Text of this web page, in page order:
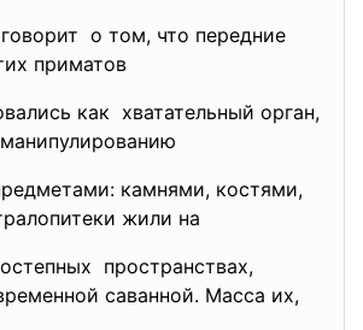
о том, что передние
приматов
как хватательный орган,
камнями, костями,
жили на
пространствах,
саванной. Масса их,